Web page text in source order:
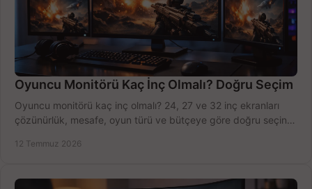
Oyuncu Monitörü Kaç İnç Olmalı? Doğru Seçim
Oyuncu monitörü kaç inç olmalı? 24, 27 ve 32 inç ekranları
çözünürlük, mesafe, oyun türü ve bütçeye göre doğru seçin,
12 Temmuz 2026